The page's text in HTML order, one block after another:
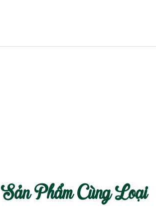
Sản Phẩm Cùng Loại